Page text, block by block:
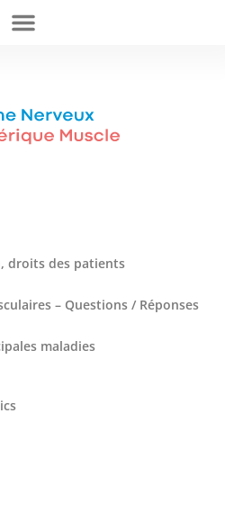
droits des patients
– Questions / Réponses
maladies